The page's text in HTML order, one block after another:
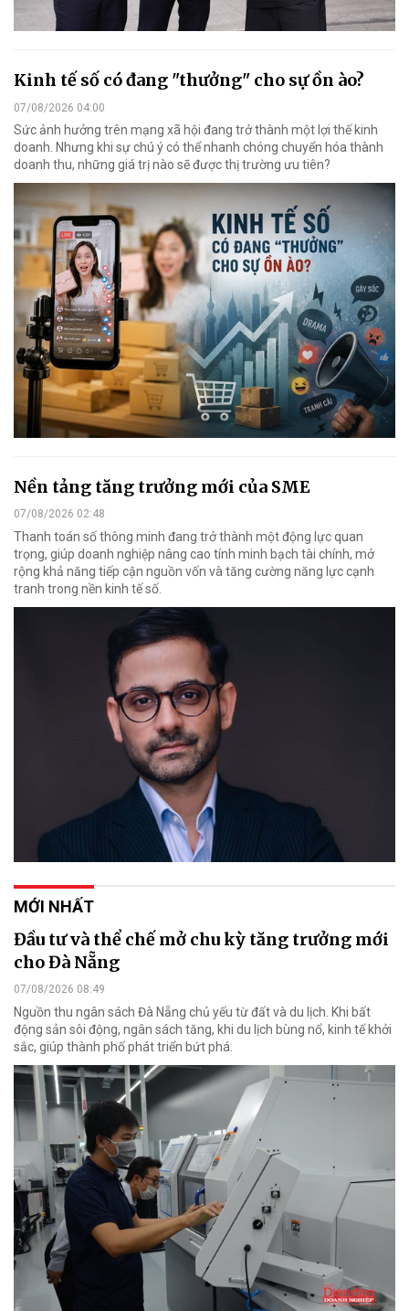
Kinh tế số có đang "thưởng" cho sự ồn ào?
07/08/2026 04:00
Sức ảnh hưởng trên mạng xã hội đang trở thành một lợi thế kinh
doanh. Nhưng khi sự chú ý có thể nhanh chóng chuyển hóa thành
doanh thu, những giá trị nào sẽ được thị trường ưu tiên?
Nền tảng tăng trưởng mới của SME
07/08/2026 02:48
Thanh toán số thông minh đang trở thành một động lực quan
trọng, giúp doanh nghiệp nâng cao tính minh bạch tài chính, mở
rộng khả năng tiếp cận nguồn vốn và tăng cường năng lực cạnh
tranh trong nền kinh tế số.
MỚI NHẤT
Đầu tư và thể chế mở chu kỳ tăng trưởng mới
cho Đà Nẵng
07/08/2026 08:49
Nguồn thu ngân sách Đà Nẵng chủ yếu từ đất và du lịch. Khi bất
động sản sôi động, ngân sách tăng, khi du lịch bùng nổ, kinh tế khởi
sắc, giúp thành phố phát triển bứt phá.